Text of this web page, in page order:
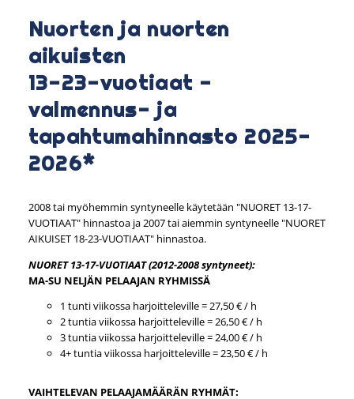
Nuorten ja nuorten
aikuisten
13-23-vuotiaat -
valmennus- ja
tapahtumahinnasto 2025-
2026*
2008 tai myöhemmin syntyneelle käytetään "NUORET 13-17-
VUOTIAAT" hinnastoa ja 2007 tai aiemmin syntyneelle "NUORET
AIKUISET 18-23-VUOTIAAT" hinnastoa.
NUORET 13-17-VUOTIAAT (2012-2008 syntyneet):
MA-SU NELJÄN PELAAJAN RYHMISSÄ
1 tunti viikossa harjoitteleville = 27,50 € / h
2 tuntia viikossa harjoitteleville = 26,50 € / h
3 tuntia viikossa harjoitteleville = 24,00 € / h
4+ tuntia viikossa harjoitteleville = 23,50 € / h
VAIHTELEVAN PELAAJAMÄÄRÄN RYHMÄT: